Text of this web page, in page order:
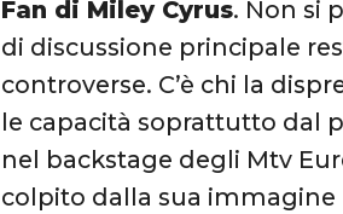
Fan di Miley Cyrus. Non si
di discussione principale
controverse. C’è chi la
le capacità soprattutto dal
nel backstage degli Mtv
colpito dalla sua